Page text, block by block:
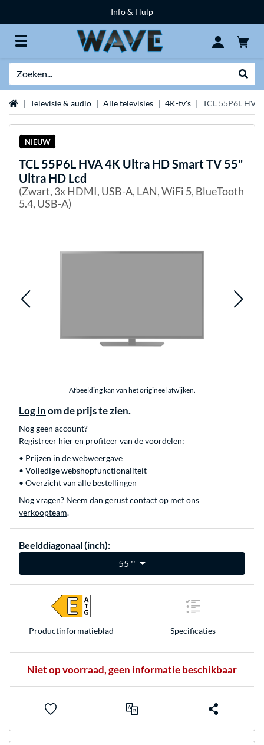
Info & Hulp
HomeTelevisie & audio Alle televisies 4K-tv's TCL 55P6L
NIEUW
TCL 55P6L HVA 4K Ultra HD Smart TV 55"
Ultra HD Lcd
(Zwart, 3x HDMI, USB-A, LAN, WiFi 5, BlueTooth
5.4, USB-A)
Afbeelding kan van het origineel afwijken.
Log in om de prijs te zien.
Nog geen account?
Registreer hieren profiteer van de voordelen:
• Prijzen in de webweergave
• Volledige webshopfunctionaliteit
• Overzicht van alle bestellingen
Nog vragen? Neem dan gerust contact op met ons
verkoopteam.
Beelddiagonaal (inch):
55 ''
Product­informatieblad Specificaties
Niet op voorraad, geen informatie beschikbaar